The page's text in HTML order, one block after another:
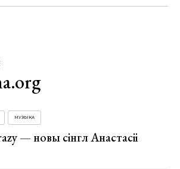
МУЗЫКА
— новы сінгл Анастасіі